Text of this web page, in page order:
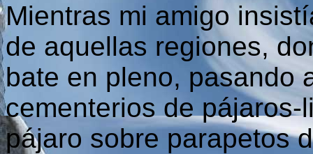
Mientras mi amigo
de aquellas regiones,
bate en pleno, pasando
cementerios de
pájaro sobre parapetos